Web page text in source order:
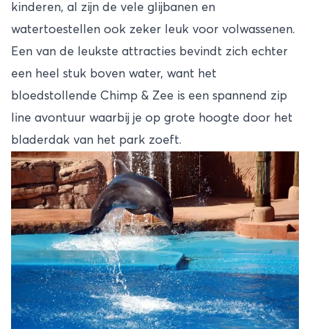
kinderen, al zijn de vele glijbanen en
watertoestellen ook zeker leuk voor volwassenen.
Een van de leukste attracties bevindt zich echter
een heel stuk boven water, want het
bloedstollende Chimp & Zee is een spannend zip
line avontuur waarbij je op grote hoogte door het
bladerdak van het park zoeft.